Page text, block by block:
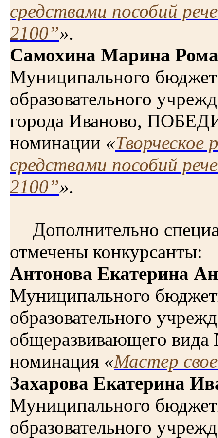
средствами пособий
2100”».
Самохина Марина
Муниципального
образовательного
города Иваново,
номинации «Творческое
средствами пособий
2100”».
Дополнительно
отмечены конкурсанты:
Антонова Екатерина
Муниципального
образовательного
общеразвивающего
номинация «Мастер
Захарова Екатерина
Муниципального
образовательного